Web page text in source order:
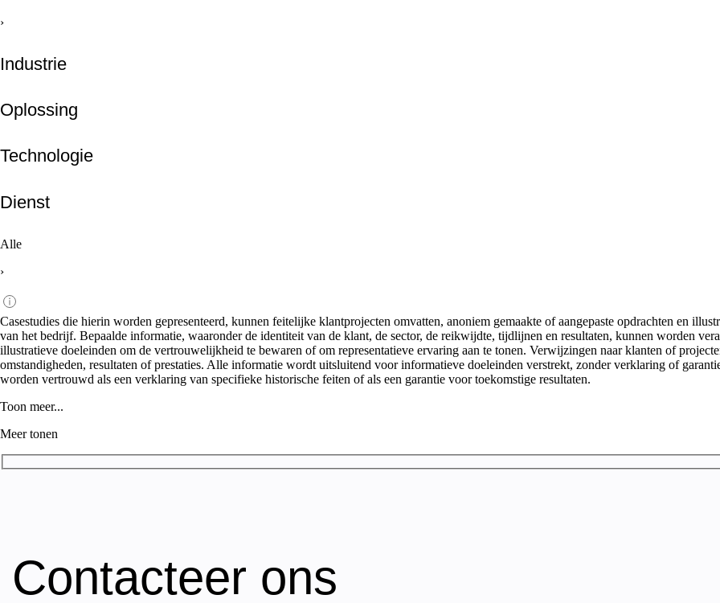
›
Industrie
Oplossing
Technologie
Dienst
Alle
›
Casestudies die hierin worden gepresenteerd, kunnen feitelijke klantprojecten omvatten, anoniem gemaakte of aangepaste opdrachten en
van het bedrijf. Bepaalde informatie, waaronder de identiteit van de klant, de sector, de reikwijdte, tijdlijnen en resultaten, kunnen worden
illustratieve doeleinden om de vertrouwelijkheid te bewaren of om representatieve ervaring aan te tonen. Verwijzingen naar klanten of
omstandigheden, resultaten of prestaties. Alle informatie wordt uitsluitend voor informatieve doeleinden verstrekt, zonder verklaring of
worden vertrouwd als een verklaring van specifieke historische feiten of als een garantie voor toekomstige resultaten.
Toon meer...
Meer tonen
Contacteer ons